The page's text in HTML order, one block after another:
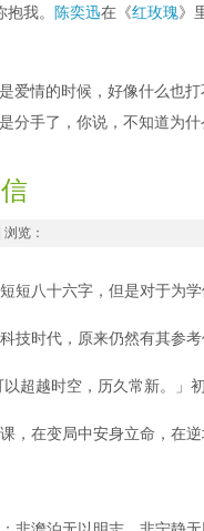
我。
陈奕迅在《红玫瑰》
爱情的时候，好像什么也
分手了，你说，不知道为什
览：
短八十六字，但是对于为学
技时代，原来仍然有其参考
超越时空，历久常新。」
，在变局中安身立命，在逆